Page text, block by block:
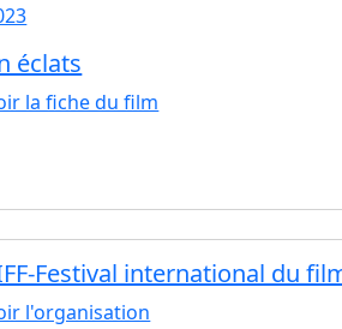
éclats
la fiche du film
Festival international du
l'organisation